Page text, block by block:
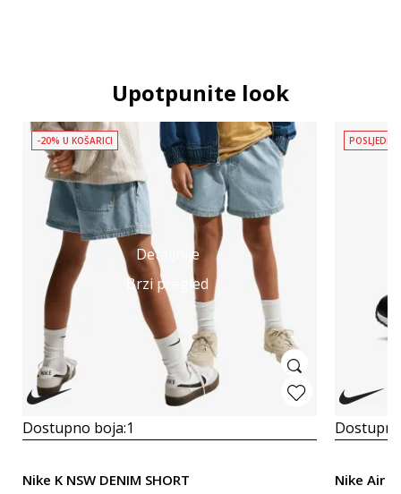
Upotpunite look
Detaljnije
Brzi pregled
-20% U KOŠARICI
Dostupno boja:1
Nike K NSW DENIM SHORT Nike Air